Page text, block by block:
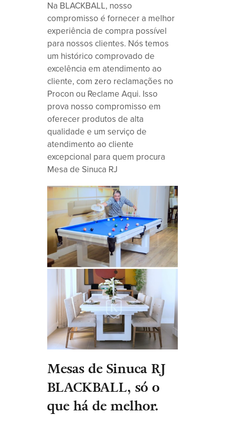
Na BLACKBALL, nosso
compromisso é fornecer a melhor
experiência de compra possível
para nossos clientes. Nós temos
um histórico comprovado de
excelência em atendimento ao
cliente, com zero reclamações no
Procon ou Reclame Aqui. Isso
prova nosso compromisso em
oferecer produtos de alta
qualidade e um serviço de
atendimento ao cliente
excepcional para quem procura
Mesa de Sinuca RJ
Mesas de Sinuca RJ
BLACKBALL, só o
que há de melhor.